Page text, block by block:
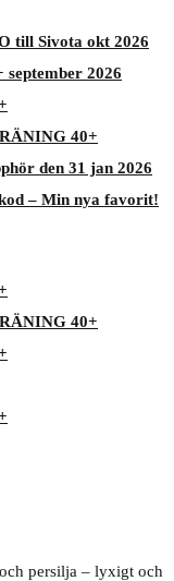
till Sivota okt 2026
2026
40+
den 31 jan 2026
– Min nya favorit!
40+
persilja – lyxigt och